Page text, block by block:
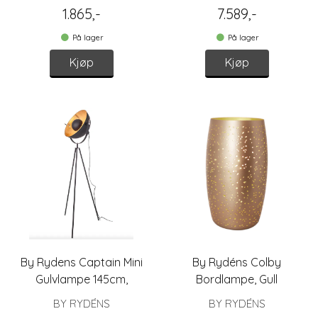
1.865,-
På lager
Kjøp
7.589,-
På lager
Kjøp
By Rydens Captain Mini
Gulvlampe 145cm,
Sandsvart
BY RYDÉNS
By Rydéns Colby
Bordlampe, Gull
BY RYDÉNS